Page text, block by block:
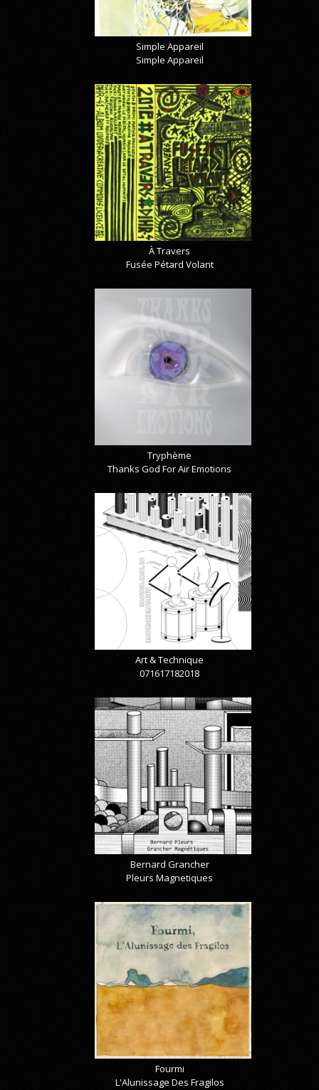
Simple Appareil
Simple Appareil
À Travers
Fusée Pétard Volant
Tryphème
Thanks God For Air Emotions
Art & Technique
071617182018
Bernard Grancher
Pleurs Magnetiques
Fourmi
L'Alunissage Des Fragilos